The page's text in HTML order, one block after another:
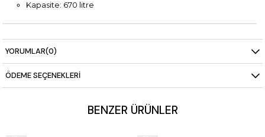
Kapasite: 670 litre
YORUMLAR(0)
ÖDEME SEÇENEKLERI
BENZER ÜRÜNLER